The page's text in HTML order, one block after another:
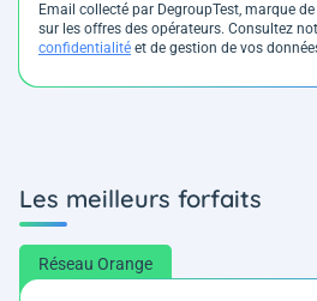
Email collecté par DegroupTest, marque
sur les offres des opérateurs. Consultez
confidentialité et de gestion de vos
Les meilleurs forfaits
Réseau Orange